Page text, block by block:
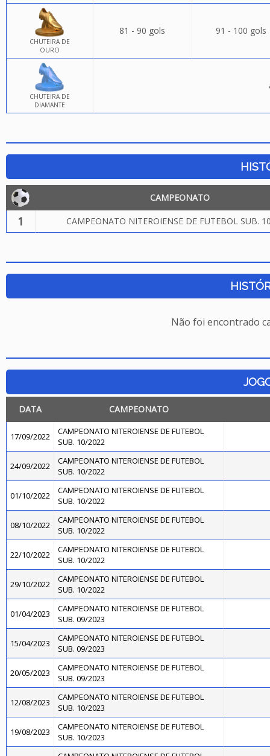
CHUTEIRA DE
OURO
81 - 90 gols 91 - 100 gols
CHUTEIRA DE
DIAMANTE
CAMPEONATO
1 CAMPEONATO NITEROIENSE DE FUTEBOL SUB.
Não foi encontrado
DATA CAMPEONATO
17/09/2022
CAMPEONATO NITEROIENSE DE FUTEBOL
SUB. 10/2022
24/09/2022
CAMPEONATO NITEROIENSE DE FUTEBOL
SUB. 10/2022
01/10/2022
CAMPEONATO NITEROIENSE DE FUTEBOL
SUB. 10/2022
08/10/2022
CAMPEONATO NITEROIENSE DE FUTEBOL
SUB. 10/2022
22/10/2022
CAMPEONATO NITEROIENSE DE FUTEBOL
SUB. 10/2022
29/10/2022
CAMPEONATO NITEROIENSE DE FUTEBOL
SUB. 10/2022
01/04/2023
CAMPEONATO NITEROIENSE DE FUTEBOL
SUB. 09/2023
15/04/2023
CAMPEONATO NITEROIENSE DE FUTEBOL
SUB. 09/2023
20/05/2023
CAMPEONATO NITEROIENSE DE FUTEBOL
SUB. 09/2023
12/08/2023
CAMPEONATO NITEROIENSE DE FUTEBOL
SUB. 10/2023
19/08/2023
CAMPEONATO NITEROIENSE DE FUTEBOL
SUB. 10/2023